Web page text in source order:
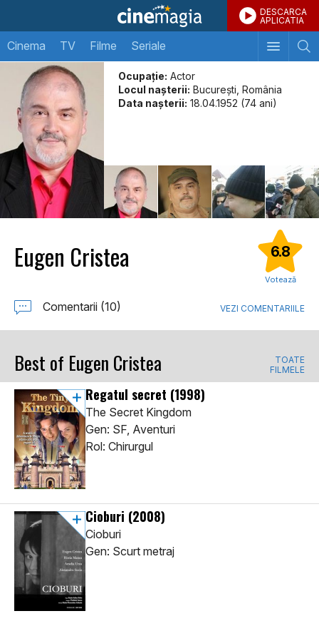
DESCARCA
APLICATIA
Cinema TV Filme Seriale
Ocupație: Actor
Locul naşterii: București, România
Data naşterii: 18.04.1952 (74 ani)
Eugen Cristea 6.8
Votează
Comentarii (10) VEZI COMENTARIILE
Best of Eugen Cristea
TOATE
FILMELE
Regatul secret (1998)
The Secret Kingdom
Gen: SF, Aventuri
Rol: Chirurgul
Cioburi (2008)
Cioburi
Gen: Scurt metraj